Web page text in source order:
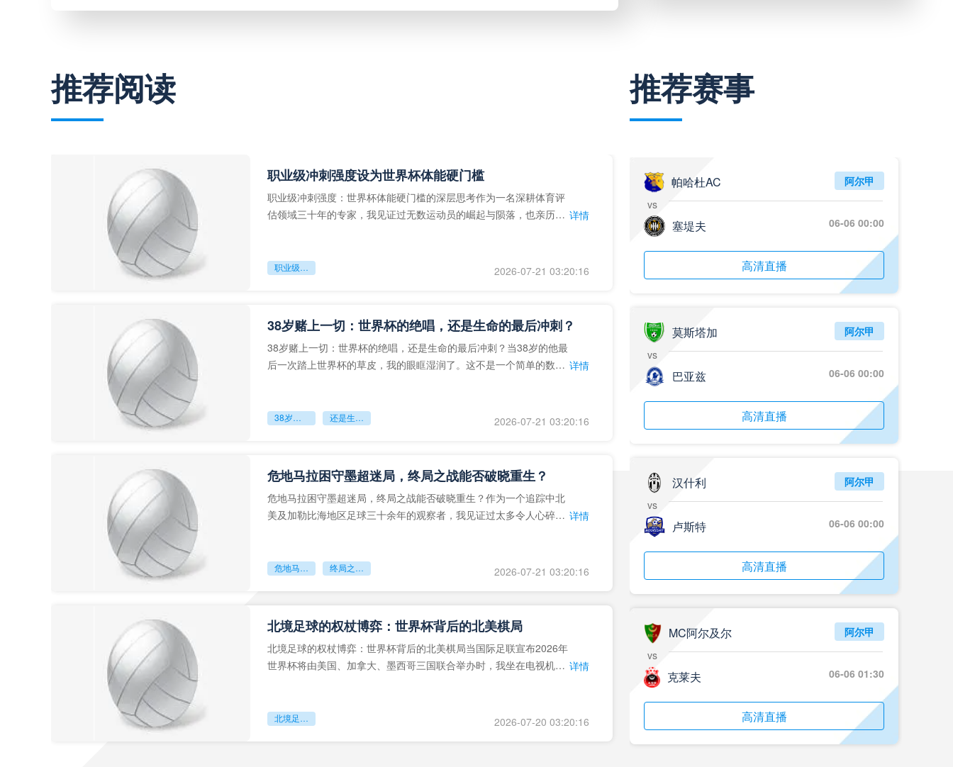
标签
比赛录像 西甲
05月26日 AC米兰vs蒙扎全场录像回放
标签
标签
标签
标签
欧联杯决赛
标签
2025年5月23日
标签
标签
2024年5月21日 足协杯第3轮
标签
标签
比赛录像
标签
比赛录像 成都蓉城
标签
2025年5月21日
标签
比赛录像
05月22日 水晶宫vs狼队 全场录像回放
推荐阅读
职业级冲刺强度设为世界杯体能硬门槛
职业级冲刺强度：世界杯体能硬门槛的深层思考作为一名深耕体育评
估领域三十年的专家，我见证过无数运动员的崛起与陨落，也亲历了 详情
职业级冲刺强度设为世界杯体能硬门槛 2026-07-21 03:20:16
38岁赌上一切：世界杯的绝唱，还是生命的最后冲刺？
38岁赌上一切：世界杯的绝唱，还是生命的最后冲刺？当38岁的他最
后一次踏上世界杯的草皮，我的眼眶湿润了。这不是一个简单的数
详情
38岁赌上一切：世界杯的绝唱 还是生命的最后冲刺？ 2026-07-21 03:20:16
危地马拉困守墨超迷局，终局之战能否破晓重生？
危地马拉困守墨超迷局，终局之战能否破晓重生？作为一个追踪中北
美及加勒比海地区足球三十余年的观察者，我见证过太多令人心碎的 详情
危地马拉困守墨超迷局 终局之战能否破晓重生？ 2026-07-21 03:20:16
北境足球的权杖博弈：世界杯背后的北美棋局
北境足球的权杖博弈：世界杯背后的北美棋局当国际足联宣布2026年
世界杯将由美国、加拿大、墨西哥三国联合举办时，我坐在电视机
详情
北境足球的权杖博弈：世界杯背后的北美棋局 2026-07-20 03:20:16
推荐赛事
帕哈杜AC
vs
塞堤夫
阿尔甲
06-06 00:00
高清直播
莫斯塔加
vs
巴亚兹
阿尔甲
06-06 00:00
高清直播
汉什利
vs
卢斯特
阿尔甲
06-06 00:00
高清直播
MC阿尔及尔
vs
克莱夫
阿尔甲
06-06 01:30
高清直播